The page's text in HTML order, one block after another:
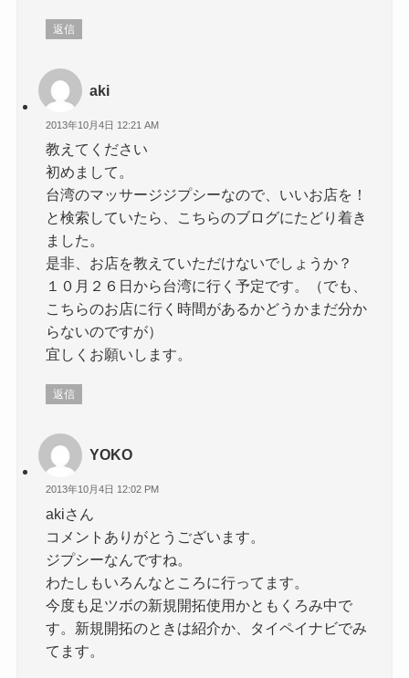
返信
aki
2013年10月4日 12:21 AM
教えてください
初めまして。
台湾のマッサージジプシーなので、いいお店を！
と検索していたら、こちらのブログにたどり着き
ました。
是非、お店を教えていただけないでしょうか？
１０月２６日から台湾に行く予定です。（でも、
こちらのお店に行く時間があるかどうかまだ分か
らないのですが）
宜しくお願いします。
返信
YOKO
2013年10月4日 12:02 PM
akiさん
コメントありがとうございます。
ジプシーなんですね。
わたしもいろんなところに行ってます。
今度も足ツボの新規開拓使用かともくろみ中で
す。新規開拓のときは紹介か、タイペイナビでみ
てます。